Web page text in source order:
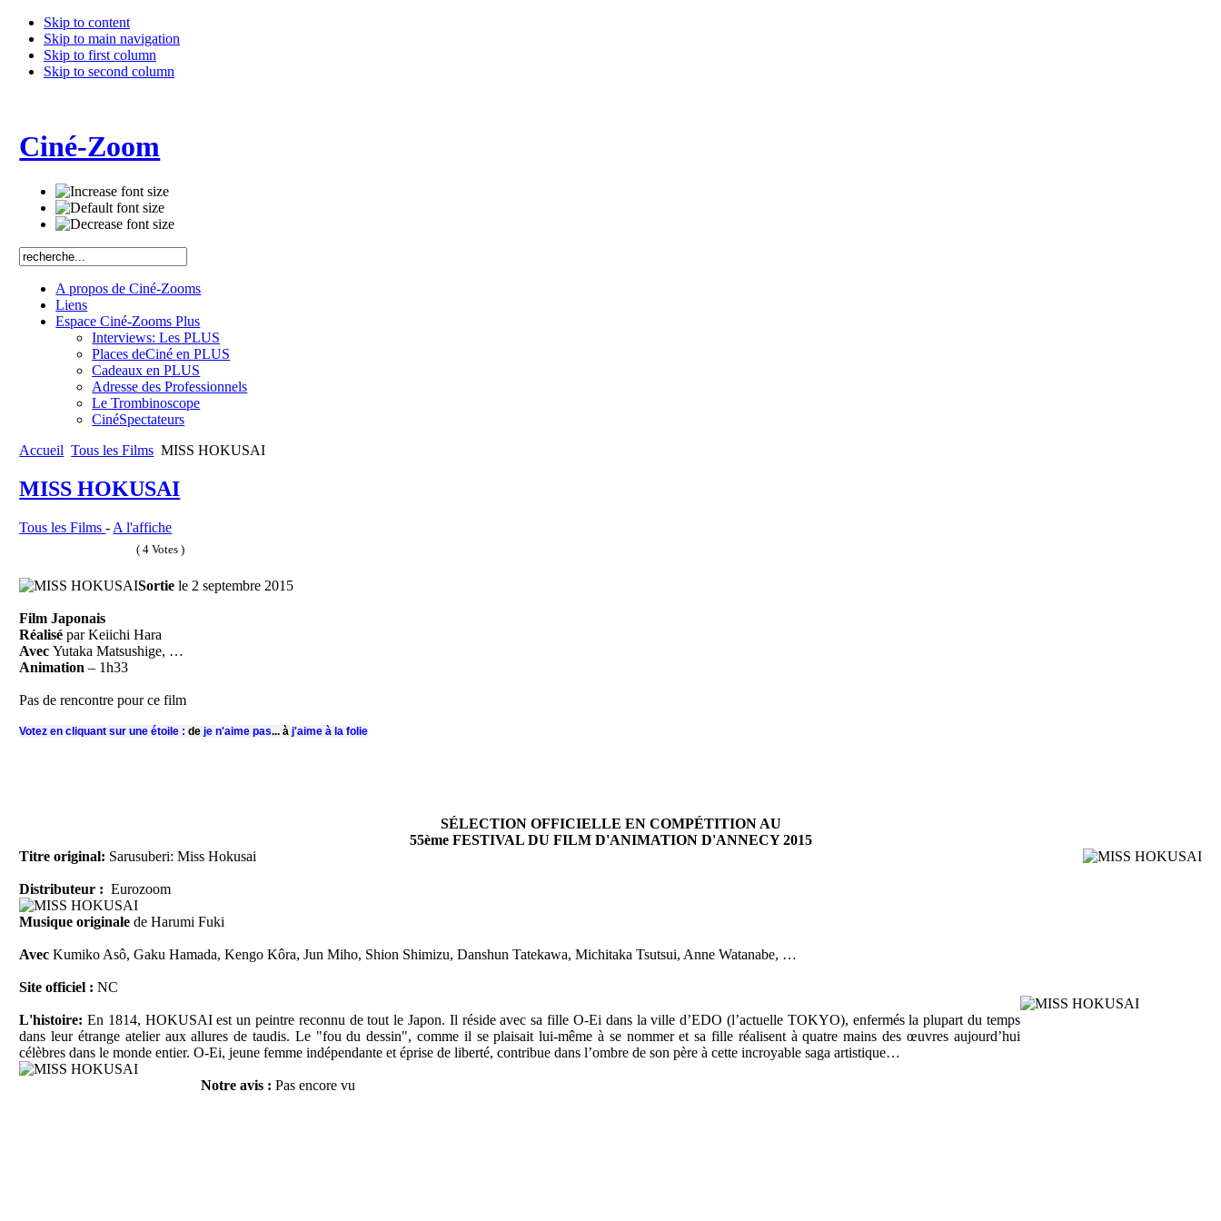
Skip to content
Skip to main navigation
Skip to first column
Skip to second column
Ciné-Zoom
A propos de Ciné-Zooms
Liens
Espace Ciné-Zooms Plus
Interviews: Les PLUS
Places deCiné en PLUS
Cadeaux en PLUS
Adresse des Professionnels
Le Trombinoscope
CinéSpectateurs
Accueil Tous les Films MISS HOKUSAI
MISS HOKUSAI
Tous les Films- A l'affiche
( 4 Votes )
Sortiele 2 septembre 2015
Film Japonais
Réalisépar Keiichi Hara
AvecYutaka Matsushige, …
Animation – 1h33
Pas de rencontre pour ce film
Votez en cliquant sur une étoile : de je n'aime pas... à j'aime à la folie
SÉLECTION OFFICIELLE EN COMPÉTITION AU
55ème FESTIVAL DU FILM D'ANIMATION D'ANNECY 2015
Titre original: Sarusuberi: Miss Hokusai
Distributeur : Eurozoom
Musique originale de Harumi Fuki
Avec Kumiko Asô, Gaku Hamada, Kengo Kôra, Jun Miho, Shion Shimizu, Danshun Tatekawa, Michitaka Tsutsui, Anne Watanabe, …
Site officiel :NC
L'histoire: En 1814, HOKUSAI est un peintre reconnu de tout le Japon. Il réside avec sa fille O-Ei dans la ville d’EDO (l’actuelle TOKYO), enfermés la plupart du temps
dans leur étrange atelier aux allures de taudis. Le "fou du dessin", comme il se plaisait lui-même à se nommer et sa fille réalisent à quatre mains des œuvres aujourd’hui
célèbres dans le monde entier. O-Ei, jeune femme indépendante et éprise de liberté, contribue dans l’ombre de son père à cette incroyable saga artistique…
Notre avis : Pas encore vu